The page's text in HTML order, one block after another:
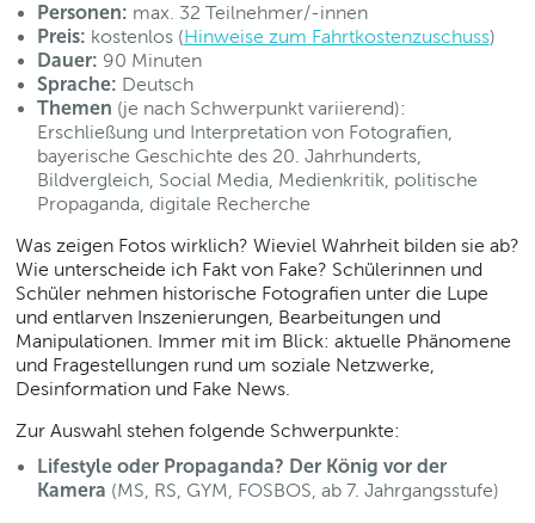
Personen: max. 32 Teilnehmer/-innen
Preis: kostenlos (Hinweise zum Fahrtkostenzuschuss)
Dauer: 90 Minuten
Sprache: Deutsch
Themen (je nach Schwerpunkt variierend):
Erschließung und Interpretation von Fotografien,
bayerische Geschichte des 20. Jahrhunderts,
Bildvergleich, Social Media, Medienkritik, politische
Propaganda, digitale Recherche
Was zeigen Fotos wirklich? Wieviel Wahrheit bilden sie ab?
Wie unterscheide ich Fakt von Fake? Schülerinnen und
Schüler nehmen historische Fotografien unter die Lupe
und entlarven Inszenierungen, Bearbeitungen und
Manipulationen. Immer mit im Blick: aktuelle Phänomene
und Fragestellungen rund um soziale Netzwerke,
Desinformation und Fake News.
Zur Auswahl stehen folgende Schwerpunkte:
Lifestyle oder Propaganda? Der König vor der
Kamera (MS, RS, GYM, FOSBOS, ab 7. Jahrgangsstufe)